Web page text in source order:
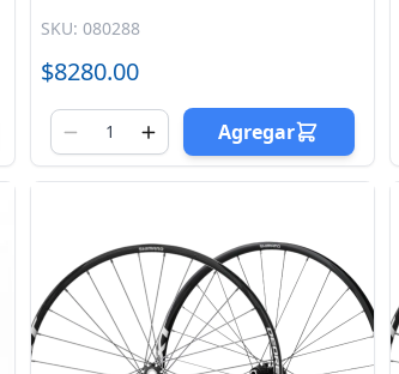
SKU: 080288
$8280.00
Agregar